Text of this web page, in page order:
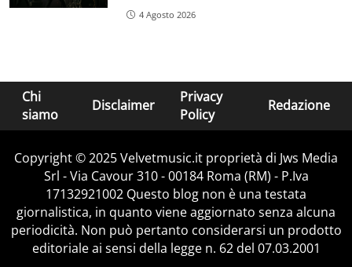
4 Agosto 2026
Chi
siamo
Disclaimer
Privacy
Policy
Redazione
Copyright © 2025 Velvetmusic.it proprietà di Jws Media
Srl - Via Cavour 310 - 00184 Roma (RM) - P.Iva
17132921002 Questo blog non è una testata
giornalistica, in quanto viene aggiornato senza alcuna
periodicità. Non può pertanto considerarsi un prodotto
editoriale ai sensi della legge n. 62 del 07.03.2001